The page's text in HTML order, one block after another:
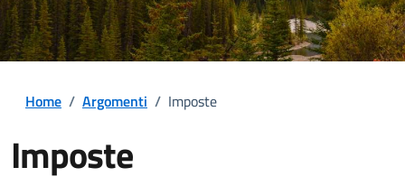
Home / Argomenti / Imposte
Imposte